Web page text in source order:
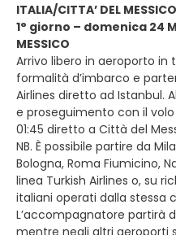
ITALIA/CITTA’ DEL MESSICO
1° giorno – domenica 24
MESSICO
Arrivo libero in aeroporto in
formalità d’imbarco e
Airlines diretto ad Istanbul.
e proseguimento con il volo
01:45 diretto a Città del
NB. È possibile partire da
Bologna, Roma Fiumicino,
linea Turkish Airlines o, su
italiani operati dalla stessa
L’accompagnatore partirà
mentre negli altri aeroporti